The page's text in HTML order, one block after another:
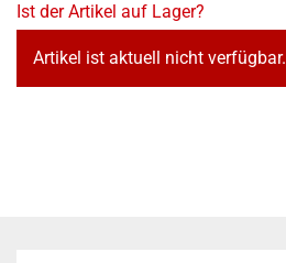
Ist der Artikel auf Lager?
Artikel ist aktuell nicht verfügbar.